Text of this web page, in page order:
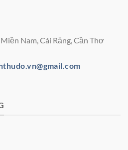
Nam, Cái Răng, Cần Thơ